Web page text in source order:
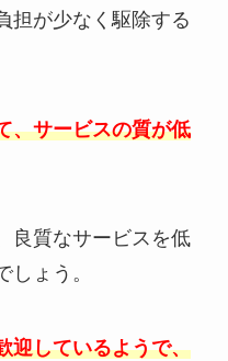
担が少なく駆除する
、サービスの質が低
良質なサービスを低
ょう。
迎しているようで、